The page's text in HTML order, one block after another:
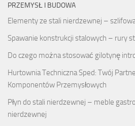
PRZEMYSŁ I BUDOWA
Elementy ze stali nierdzewnej –
Spawanie konstrukcji stalowych – rury
Do czego można stosować gilotynę
Hurtownia Techniczna Sped: Twój
Komponentów Przemysłowych
Płyn do stali nierdzewnej – meble
nierdzewnej